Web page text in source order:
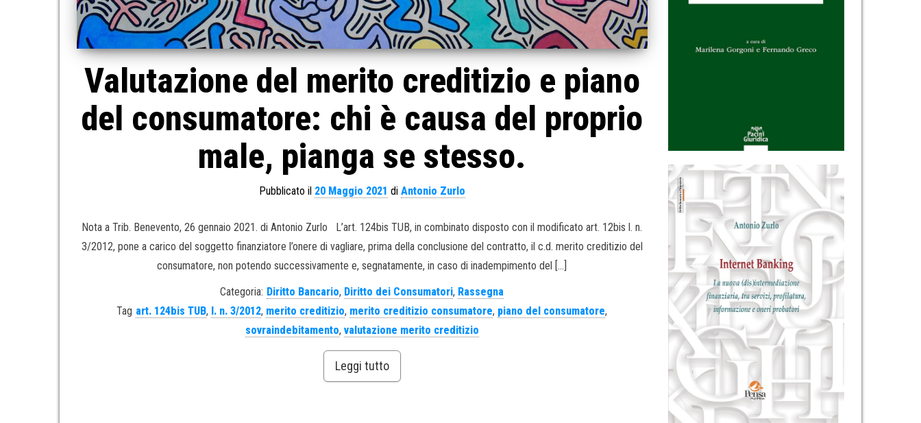
Valutazione del merito creditizio e piano
del consumatore: chi è causa del proprio
male, pianga se stesso.
Pubblicato il 20 Maggio 2021 di Antonio Zurlo
Nota a Trib. Benevento, 26 gennaio 2021. di Antonio Zurlo L’art. 124bis TUB, in combinato disposto con il modificato art. 12bis l. n.
3/2012, pone a carico del soggetto finanziatore l’onere di vagliare, prima della conclusione del contratto, il c.d. merito creditizio del
consumatore, non potendo successivamente e, segnatamente, in caso di inadempimento del […]
Categoria: Diritto Bancario, Diritto dei Consumatori, Rassegna
Tag art. 124bis TUB, l. n. 3/2012, merito creditizio, merito creditizio consumatore, piano del consumatore,
sovraindebitamento, valutazione merito creditizio
Leggi tutto